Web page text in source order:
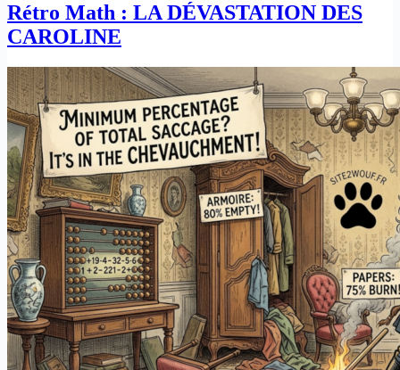
Rétro Math : LA DÉVASTATION DES
CAROLINE